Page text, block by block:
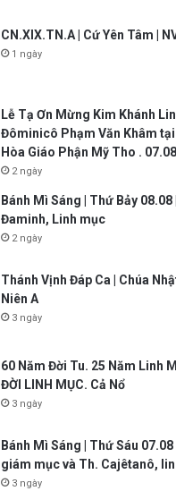
CN.XIX.TN.A | Cứ Yên Tâm |
1 ngày
Lễ Tạ Ơn Mừng Kim Khánh
Đôminicô Phạm Văn Khâm
Hòa Giáo Phận Mỹ Tho .
2 ngày
Bánh Mì Sáng | Thứ Bảy 08.08
Đaminh, Linh mục
2 ngày
Thánh Vịnh Đáp Ca | Chúa
Niên A
3 ngày
60 Năm Đời Tu. 25 Năm Linh
ĐỜI LINH MỤC. Cả Nổ
3 ngày
Bánh Mì Sáng | Thứ Sáu
giám mục và Th. Cajêtanô,
3 ngày